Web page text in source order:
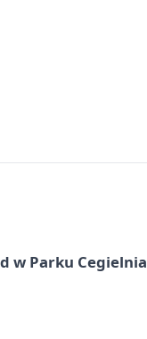
w Parku Cegielnia